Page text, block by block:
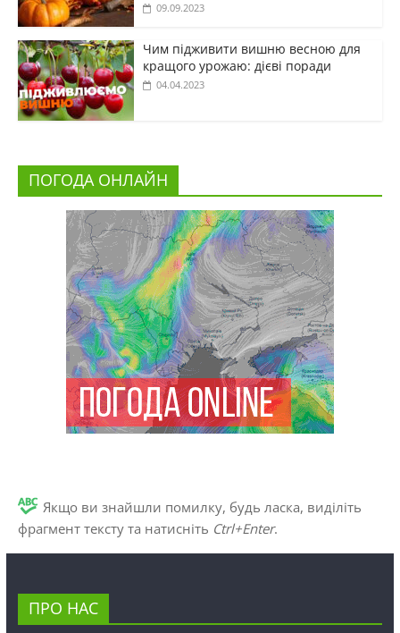
09.09.2023
Чим підживити вишню весною для
кращого урожаю: дієві поради
04.04.2023
ПОГОДА ОНЛАЙН
Якщо ви знайшли помилку, будь ласка, виділіть
фрагмент тексту та натисніть Ctrl+Enter.
ПРО НАС